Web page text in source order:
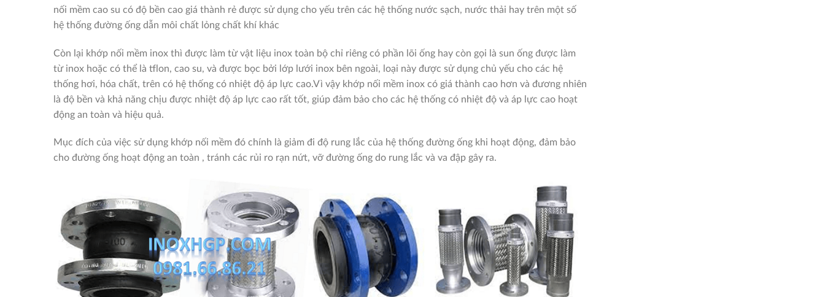
nối mềm cao su có độ bền cao giá thành rẻ được sử dụng cho yếu trên các hệ thống nước sạch, nước thải hay trên một số
hệ thống đường ống dẫn môi chất lỏng chất khí khác
Còn lại khớp nối mềm inox thì được làm từ vật liệu inox toàn bộ chỉ riêng có phần lõi ống hay còn gọi là sun ống được làm
từ inox hoặc có thể là tflon, cao su, và được bọc bởi lớp lưới inox bên ngoài, loại này được sử dụng chủ yếu cho các hệ
thống hơi, hóa chất, trên có hệ thống có nhiệt độ áp lực cao.Vì vậy khớp nối mềm inox có giá thành cao hơn và đương nhiên
là độ bền và khả năng chịu được nhiệt độ áp lực cao rất tốt, giúp đảm bảo cho các hệ thống có nhiệt độ và áp lực cao hoạt
động an toàn và hiệu quả.
Mục đích của việc sử dụng khớp nối mềm đó chính là giảm đi độ rung lắc của hệ thống đường ống khi hoạt động, đảm bảo
cho đường ống hoạt động an toàn , tránh các rủi ro rạn nứt, vỡ đường ống do rung lắc và va đập gây ra.